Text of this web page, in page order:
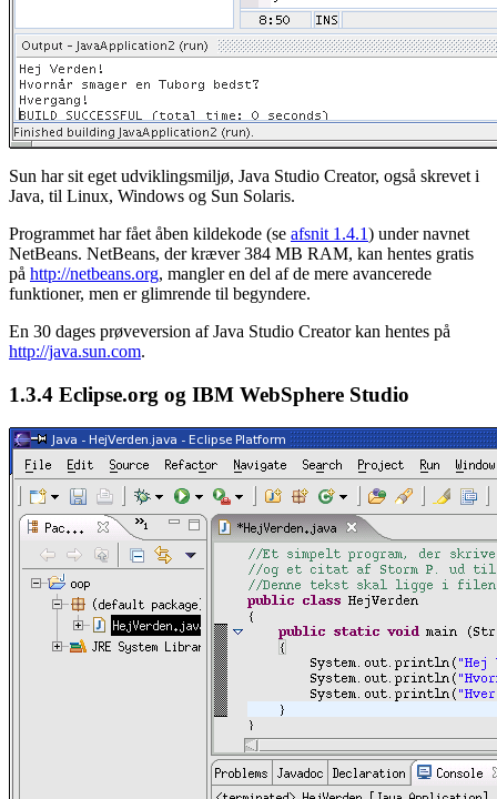
Sun har sit eget udviklingsmiljø, Java Studio Creator, også skrevet i
Java, til Linux, Windows og Sun Solaris.
Programmet har fået åben kildekode (se afsnit 1.4.1) under navnet
NetBeans. NetBeans, der kræver 384 MB RAM, kan hentes gratis
på http://netbeans.org, mangler en del af de mere avancerede
funktioner, men er glimrende til begyndere.
En 30 dages prøveversion af Java Studio Creator kan hentes på
http://java.sun.com.
1.3.4 Eclipse.org og IBM WebSphere Studio